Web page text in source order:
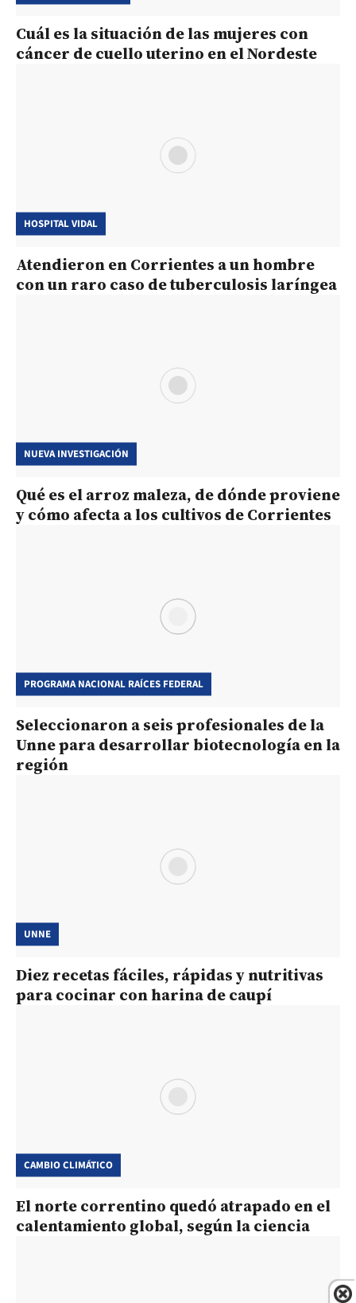
Cuál es la situación de las mujeres con
cáncer de cuello uterino en el Nordeste
HOSPITAL VIDAL
Atendieron en Corrientes a un hombre
con un raro caso de tuberculosis laríngea
NUEVA INVESTIGACIÓN
Qué es el arroz maleza, de dónde proviene
y cómo afecta a los cultivos de Corrientes
PROGRAMA NACIONAL RAÍCES FEDERAL
Seleccionaron a seis profesionales de la
Unne para desarrollar biotecnología en la
región
UNNE
Diez recetas fáciles, rápidas y nutritivas
para cocinar con harina de caupí
CAMBIO CLIMÁTICO
El norte correntino quedó atrapado en el
calentamiento global, según la ciencia